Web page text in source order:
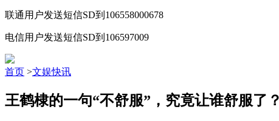
联通用户发送短信SD到106558000678
电信用户发送短信SD到106597009
首页 >文娱快讯
王鹤棣的一句“不舒服”，究竟让谁舒服了？